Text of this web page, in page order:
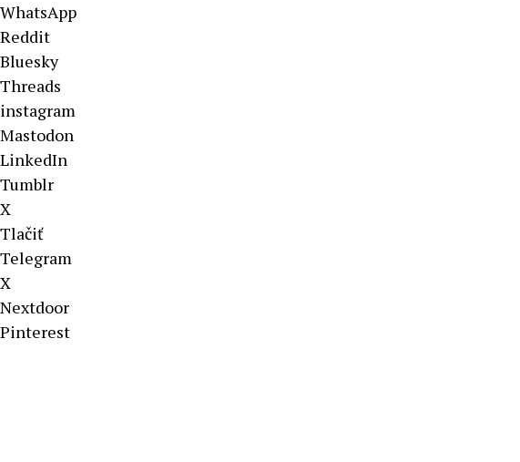
WhatsApp
Reddit
Bluesky
Threads
instagram
Mastodon
LinkedIn
Tumblr
X
Tlačiť
Telegram
X
Nextdoor
Pinterest